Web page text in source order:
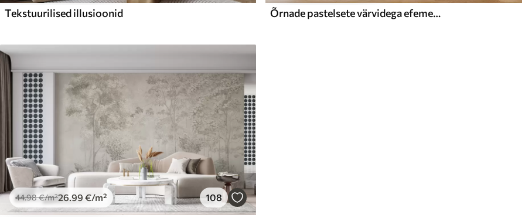
Tekstuurilised illusioonid Õrnade pastelsete värvidega efemeersed lilled
44.98€/m²26.99 €/m² 108